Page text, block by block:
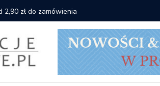
2,90 zł do zamówienia